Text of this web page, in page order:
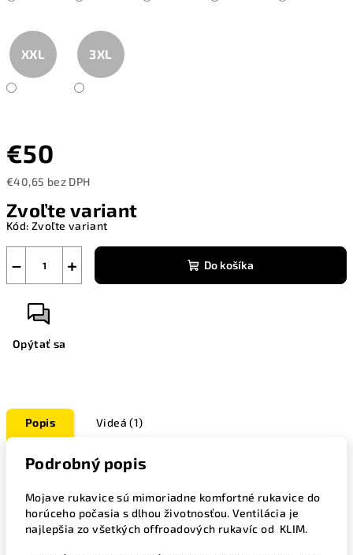
XXL 3XL
€50
€40,65 bez DPH
cena:
Zvoľte variant
Kód: Zvoľte variant
+
− Do košíka
Opýtať sa
Popis Videá (1)
Podrobný popis
Mojave rukavice sú mimoriadne komfortné rukavice do
horúceho počasia s dlhou životnosťou. Ventilácia je
najlepšia zo všetkých offroadových rukavíc od KLIM.